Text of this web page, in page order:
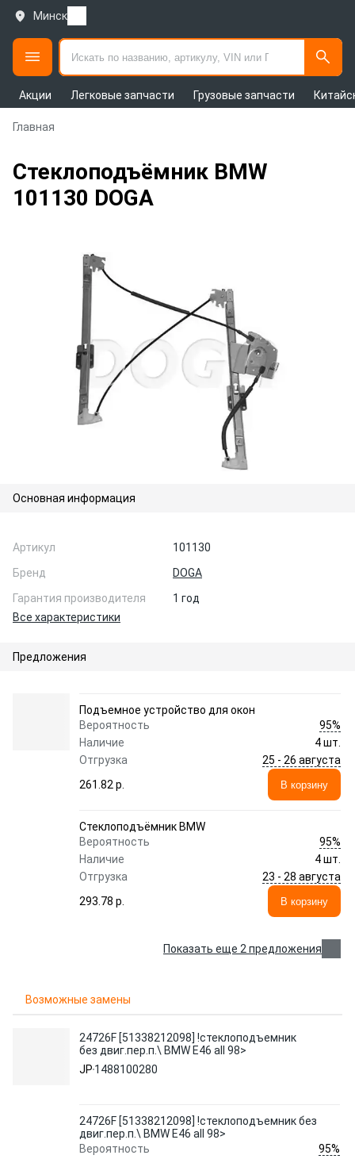
Минск
Акции Легковые запчасти Грузовые запчасти
Главная
Стеклоподъёмник BMW
101130 DOGA
Основная информация
Артикул
101130
Бренд
DOGA
Гарантия производителя
1 год
Все характеристики
Предложения
Подъемное устройство для окон
Вероятность
95%
Наличие
4 шт.
Отгрузка
25 - 26 августа
261.82 p.
В корзину
Стеклоподъёмник BMW
Вероятность
95%
Наличие
4 шт.
Отгрузка
23 - 28 августа
293.78 p.
В корзину
Показать еще 2 предложения
Возможные замены
24726F [51338212098] !стеклоподъемник
без двиг.пер.п.\ BMW E46 all 98>
JP 1488100280
24726F [51338212098] !стеклоподъемник без
двиг.пер.п.\ BMW E46 all 98>
Вероятность
95%